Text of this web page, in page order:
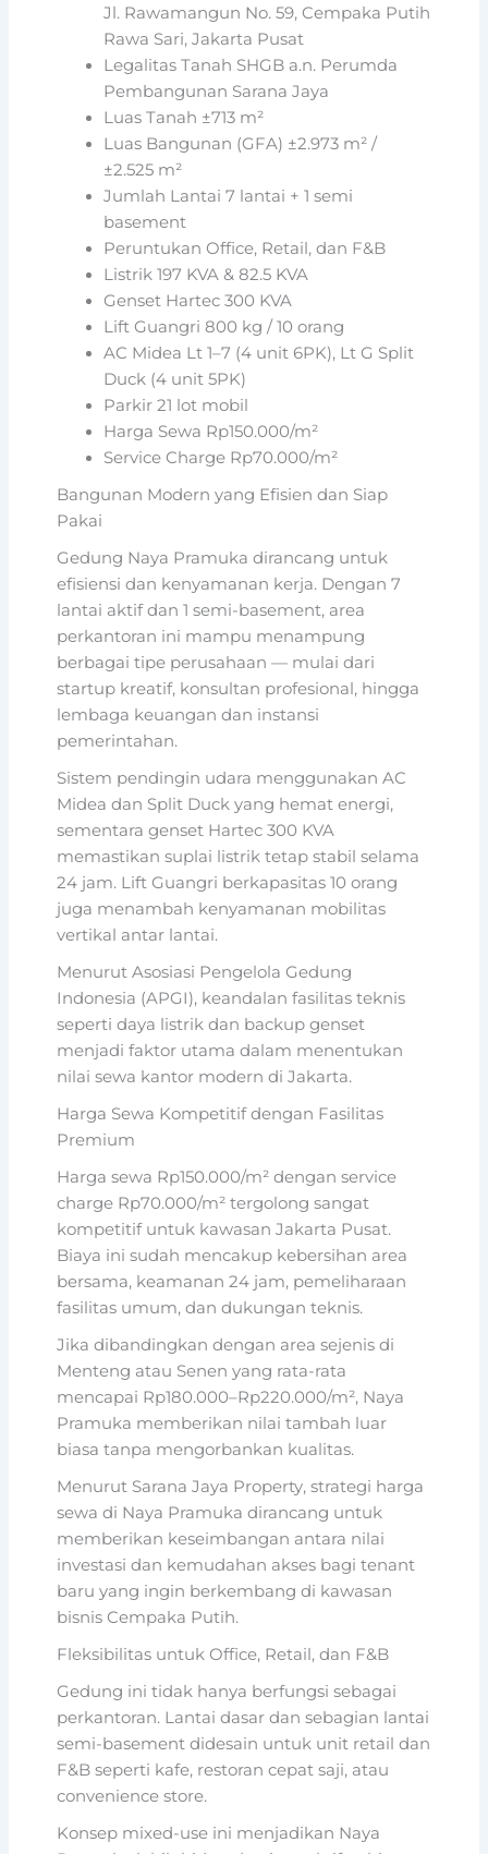
Jl. Rawamangun No. 59, Cempaka Putih
Rawa Sari, Jakarta Pusat
Legalitas Tanah SHGB a.n. Perumda
Pembangunan Sarana Jaya
Luas Tanah ±713 m²
Luas Bangunan (GFA) ±2.973 m² /
±2.525 m²
Jumlah Lantai 7 lantai + 1 semi
basement
Peruntukan Office, Retail, dan F&B
Listrik 197 KVA & 82.5 KVA
Genset Hartec 300 KVA
Lift Guangri 800 kg / 10 orang
AC Midea Lt 1–7 (4 unit 6PK), Lt G Split
Duck (4 unit 5PK)
Parkir 21 lot mobil
Harga Sewa Rp150.000/m²
Service Charge Rp70.000/m²
Bangunan Modern yang Efisien dan Siap
Pakai
Gedung Naya Pramuka dirancang untuk
efisiensi dan kenyamanan kerja. Dengan 7
lantai aktif dan 1 semi-basement, area
perkantoran ini mampu menampung
berbagai tipe perusahaan — mulai dari
startup kreatif, konsultan profesional, hingga
lembaga keuangan dan instansi
pemerintahan.
Sistem pendingin udara menggunakan AC
Midea dan Split Duck yang hemat energi,
sementara genset Hartec 300 KVA
memastikan suplai listrik tetap stabil selama
24 jam. Lift Guangri berkapasitas 10 orang
juga menambah kenyamanan mobilitas
vertikal antar lantai.
Menurut Asosiasi Pengelola Gedung
Indonesia (APGI), keandalan fasilitas teknis
seperti daya listrik dan backup genset
menjadi faktor utama dalam menentukan
nilai sewa kantor modern di Jakarta.
Harga Sewa Kompetitif dengan Fasilitas
Premium
Harga sewa Rp150.000/m² dengan service
charge Rp70.000/m² tergolong sangat
kompetitif untuk kawasan Jakarta Pusat.
Biaya ini sudah mencakup kebersihan area
bersama, keamanan 24 jam, pemeliharaan
fasilitas umum, dan dukungan teknis.
Jika dibandingkan dengan area sejenis di
Menteng atau Senen yang rata-rata
mencapai Rp180.000–Rp220.000/m², Naya
Pramuka memberikan nilai tambah luar
biasa tanpa mengorbankan kualitas.
Menurut Sarana Jaya Property, strategi harga
sewa di Naya Pramuka dirancang untuk
memberikan keseimbangan antara nilai
investasi dan kemudahan akses bagi tenant
baru yang ingin berkembang di kawasan
bisnis Cempaka Putih.
Fleksibilitas untuk Office, Retail, dan F&B
Gedung ini tidak hanya berfungsi sebagai
perkantoran. Lantai dasar dan sebagian lantai
semi-basement didesain untuk unit retail dan
F&B seperti kafe, restoran cepat saji, atau
convenience store.
Konsep mixed-use ini menjadikan Naya